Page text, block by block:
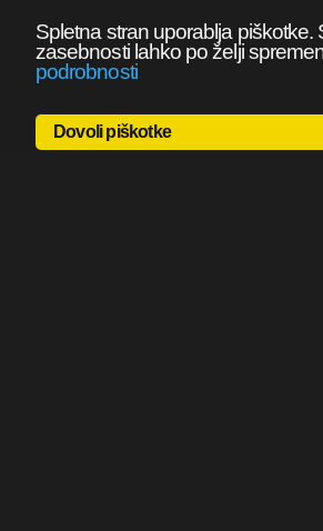
Spletna stran uporablja piškotke.
zasebnosti lahko po želji
podrobnosti
Dovoli piškotke